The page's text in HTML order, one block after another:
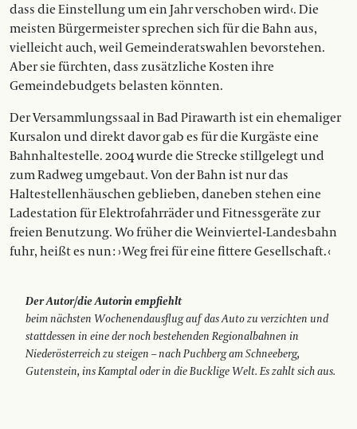
dass die Einstellung um ein Jahr verschoben wird‹. Die
meisten Bürgermeister sprechen sich für die Bahn aus,
vielleicht auch, weil Gemeinderatswahlen bevorstehen.
Aber sie fürchten, dass zusätzliche Kosten ihre
Gemeindebudgets belasten könnten.
Der Versammlungssaal in Bad Pirawarth ist ein ehemaliger
Kursalon und direkt davor gab es für die Kurgäste eine
Bahnhaltestelle. 2004 wurde die Strecke stillgelegt und
zum Radweg umgebaut. Von der Bahn ist nur das
Haltestellenhäuschen geblieben, daneben stehen eine
Ladestation für Elektrofahrräder und Fitnessgeräte zur
freien Benutzung. Wo früher die Weinviertel-Landesbahn
fuhr, heißt es nun : › Weg frei für eine fittere Gesellschaft. ‹
Der Autor/die Autorin empfiehlt
beim nächsten Wochenendausflug auf das Auto zu verzichten und
stattdessen in eine der noch bestehenden Regionalbahnen in
Niederösterreich zu steigen – nach Puchberg am Schneeberg,
Gutenstein, ins Kamptal oder in die Bucklige Welt. Es zahlt sich aus.